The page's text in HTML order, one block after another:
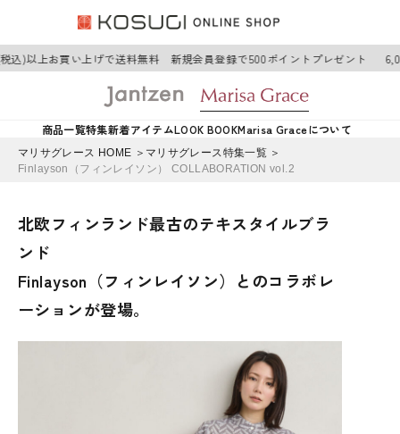
)以上お買い上げで送料無料 新規会員登録で500ポイントプレゼント
商品一覧特集新着アイテムLOOK BOOKMarisa Graceについて
マリサグレース HOME ＞ マリサグレース特集一覧 ＞
Finlayson（フィンレイソン） COLLABORATION vol.2
北欧フィンランド最古のテキスタイルブラ
ンド
Finlayson（フィンレイソン）とのコラボレ
ーションが登場。